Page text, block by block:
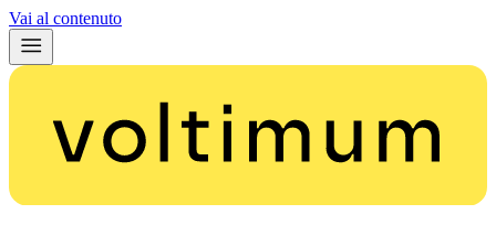
Vai al contenuto